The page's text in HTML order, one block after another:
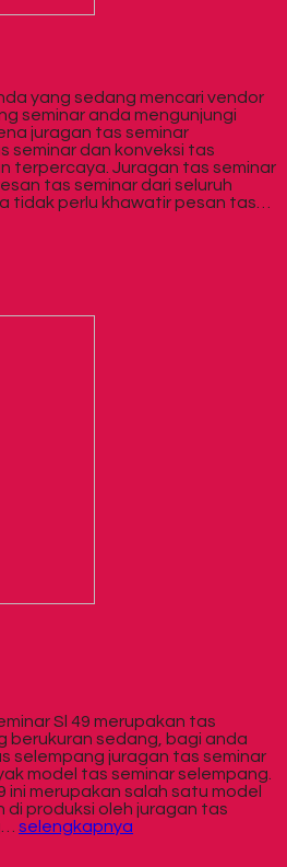
yang sedang mencari vendor
seminar anda mengunjungi
juragan tas seminar
seminar dan konveksi tas
terpercaya. Juragan tas seminar
tas seminar dari seluruh
tidak perlu khawatir pesan tas…
Sl 49 merupakan tas
berukuran sedang, bagi anda
selempang juragan tas seminar
model tas seminar selempang.
ini merupakan salah satu model
di produksi oleh juragan tas
selengkapnya